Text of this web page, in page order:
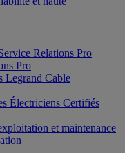
Relations Pro
Pro
Legrand Cable
Électriciens Certifiés
et maintenance